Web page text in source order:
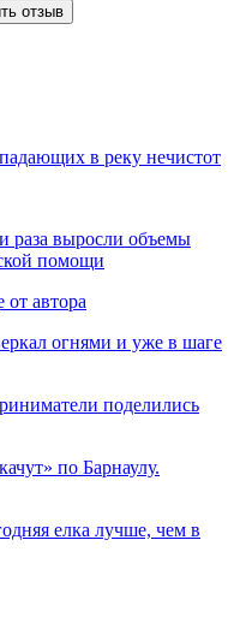
отзыв
в реку нечистот
раза выросли объемы
помощи
автора
огнями и уже в шаге
поделились
по Барнаулу.
елка лучше, чем в